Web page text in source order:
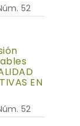
52
EN
52